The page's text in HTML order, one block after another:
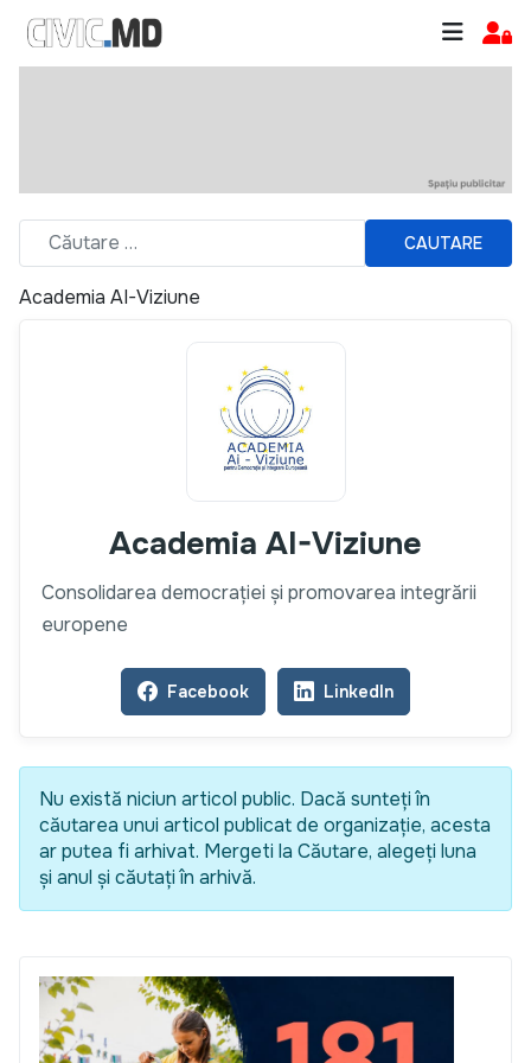
CAUTARE
Academia AI-Viziune
Academia AI-Viziune
Consolidarea democrației și promovarea integrării
europene
Facebook LinkedIn
Nu există niciun articol public. Dacă sunteți în
căutarea unui articol publicat de organizație, acesta
ar putea fi arhivat. Mergeti la Căutare, alegeți luna
și anul și căutați în arhivă.